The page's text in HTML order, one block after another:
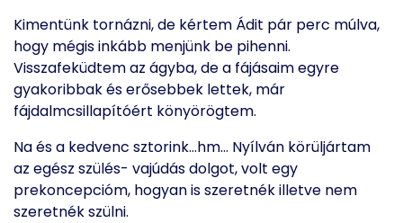
Kimentünk tornázni, de kértem Ádit pár perc múlva,
hogy mégis inkább menjünk be pihenni.
Visszafeküdtem az ágyba, de a fájásaim egyre
gyakoribbak és erősebbek lettek, már
fájdalmcsillapítóért könyörögtem.
Na és a kedvenc sztorink…hm… Nyílván körüljártam
az egész szülés- vajúdás dolgot, volt egy
prekoncepcióm, hogyan is szeretnék illetve nem
szeretnék szülni.